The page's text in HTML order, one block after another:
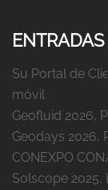
Su Portal de
móvil
Geofluid 2026,
Geodays 2026,
CONEXPO
Solscope 2025,